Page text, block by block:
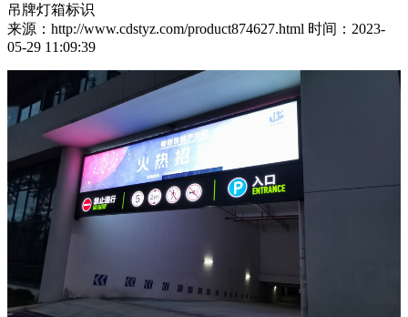
吊牌灯箱标识
来源：http://www.cdstyz.com/product874627.html 时间：2023-
05-29 11:09:39